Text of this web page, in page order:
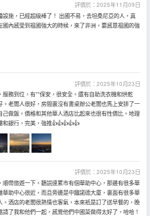
評價於：2025年11月09日
設施，已經超級棒了！ 出國不易，去坦桑尼亞的人，真
內感受到祖國強大的時候，來了非洲，要感恩祖國的強
評價於：2025年10月23日
務到位，有**保安，很安全。還有自助洗衣機和烘乾
老闆人很好，房間裏沒有書桌辦公老闆也馬上安排了一
做飯。價格和其他華人酒店比起來也很有性價比。地理
和銀行，完美，強推👍👍👍👍👍
評價於：2025年10月23日
帶旅遊一下。聽説達累市有個華助中心，那邊有很多華
華助中心很近，而且旁邊是中鐵諾德大廈，裏面有很多華
。酒店的老闆很熱情也客氣，本來衹是訂了送早餐的，晚
請了我和他們一起，感覺他們中國菜做得太好了，哈哈！